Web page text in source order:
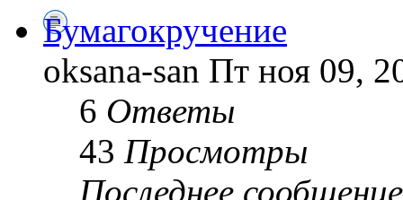
Бумагокручение
oksana-san Пт ноя 09,
6 Ответы
43 Просмотры
Последнее сообщение